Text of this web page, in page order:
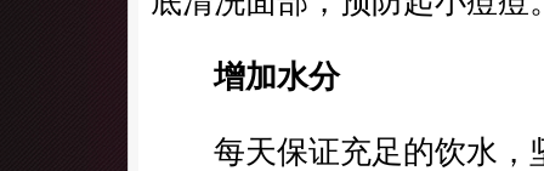
增加水分
每天保证充足的饮水，